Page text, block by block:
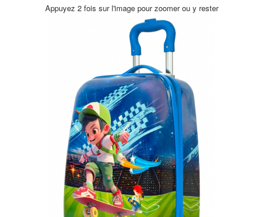
Appuyez 2 fois sur l'image pour zoomer ou y rester